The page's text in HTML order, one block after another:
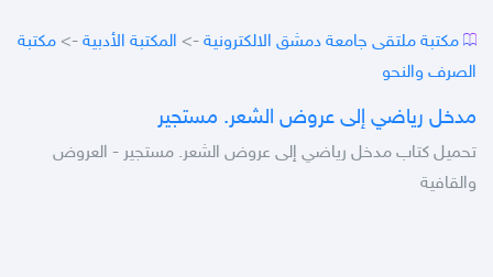
مكتبة ملتقى جامعة دمشق الالكترونية -> المكتبة الأدبية -> مكتبة
الصرف والنحو
مدخل رياضي إلى عروض الشعر. مستجير
تحميل كتاب مدخل رياضي إلى عروض الشعر. مستجير - العروض
والقافية